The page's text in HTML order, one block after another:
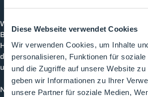
Diese Webseite verwendet Cookies
Wir verwenden Cookies, um Inhalte
personalisieren, Funktionen für
und die Zugriffe auf unsere Website
geben wir Informationen zu Ihrer
unsere Partner für soziale Medien,
CleanroomProcesses
Willkommen bei CleanroomProcesses, der
Branchenplattform für Reinraum und
Hier bleibst du immer auf dem neuesten
dich mit anderen verknüpfen und alle
und Events der Branche entdecken.
News